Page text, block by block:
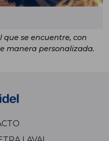
que se encuentre, con
manera personalizada.